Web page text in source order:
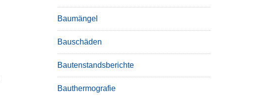
Baumängel
Bauschäden
Bautenstandsberichte
Bauthermografie